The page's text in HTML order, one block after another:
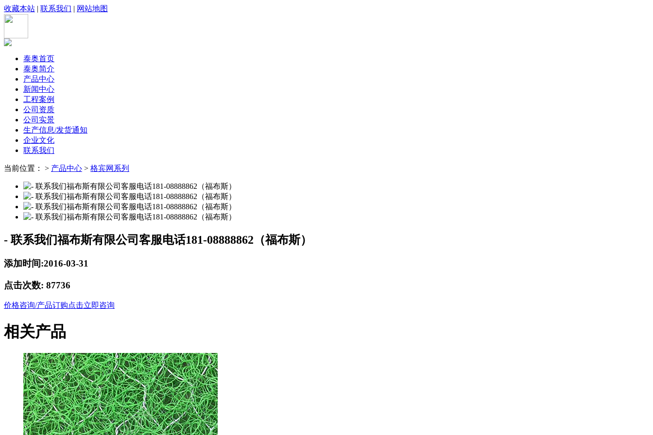
收藏本站 | 联系我们 | 网站地图
泰奥首页
泰奥简介
产品中心
新闻中心
工程案例
公司资质
公司实景
生产信息/发货通知
企业文化
联系我们
当前位置： > 产品中心 > 格宾网系列
- 联系我们福布斯有限公司客服电话181-08888862（福布斯）
添加时间:2016-03-31
点击次数: 87736
价格咨询/产品订购点击立即咨询
相关产品